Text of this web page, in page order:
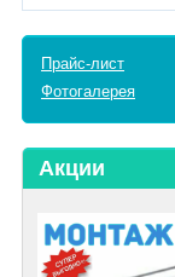
Прайс-лист
Фотогалерея
Акции